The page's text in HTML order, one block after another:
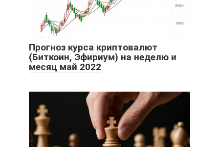
Прогноз курса криптовалют
(Биткоин, Эфириум) на неделю и
месяц май 2022